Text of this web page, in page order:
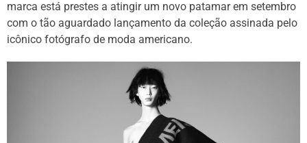
marca está prestes a atingir um novo patamar em setembro
com o tão aguardado lançamento da coleção assinada pelo
icônico fotógrafo de moda americano.